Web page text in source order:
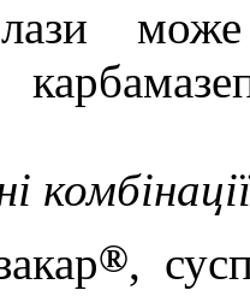
®,